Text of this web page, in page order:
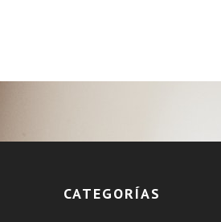
CATEGORÍAS